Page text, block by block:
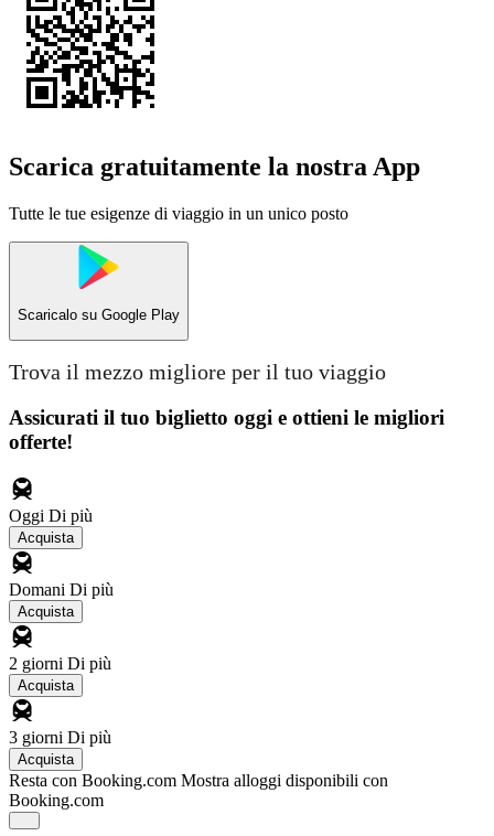
Scarica gratuitamente la nostra App
Tutte le tue esigenze di viaggio in un unico posto
Scaricalo su Google Play
Trova il mezzo migliore per il tuo viaggio
Assicurati il ​​tuo biglietto oggi e ottieni le migliori
offerte!
Oggi Di più
Acquista
Domani Di più
Acquista
2 giorni Di più
Acquista
3 giorni Di più
Acquista
Resta con Booking.com Mostra alloggi disponibili con
Booking.com